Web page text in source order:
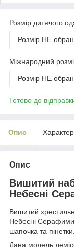
Розмір дитячого
Розмір НЕ
Міжнародний
Розмір НЕ
Готово до
Опис
Опис
Вишитий
Небесні
Вишитий
Небесні
шапочка та пінетки.
Дана модель